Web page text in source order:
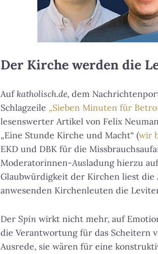
Der Kirche werden die
Auf katholisch.de, dem
Schlagzeile „Sieben Minuten für
lesenswerter Artikel von Felix
„Eine Stunde Kirche und Macht“ (wir
EKD und DBK für die
Moderatorinnen-Ausladung hierzu
Glaubwürdigkeit der Kirchen liest
anwesenden Kirchenleuten die
Der Spin wirkt nicht mehr, auf
die Verantwortung für das Scheitern
Ausrede, sie wären für eine